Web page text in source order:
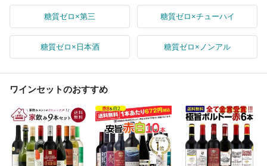
糖質ゼロ×第三 糖質ゼロ×チューハイ
糖質ゼロ×日本酒 糖質ゼロ×ノンアル
ワインセットのおすすめ